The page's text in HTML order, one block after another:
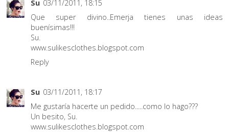
Su 03/11/2011, 18:15
Que super divino..Emerja tienes unas ideas
buenísimas!!!
Su.
www.sulikesclothes.blogspot.com
Reply
Su 03/11/2011, 18:17
Me gustaría hacerte un pedido.....como lo hago???
Un besito, Su.
www.sulikesclothes.blogspot.com